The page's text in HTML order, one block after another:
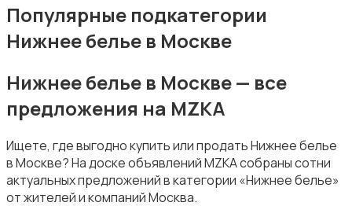
Комбинезоны
Купальники
Популярные подкатегории
Нижнее белье в Москве
Нижнее белье в Москве — все
предложения на MZKA
Ищете, где выгодно купить или продать Нижнее белье
в Москве? На доске объявлений MZKA собраны сотни
актуальных предложений в категории «Нижнее белье»
от жителей и компаний Москва.